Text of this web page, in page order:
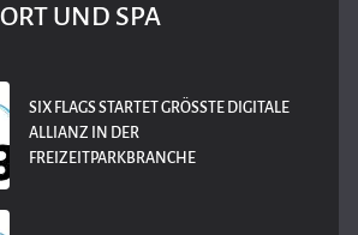
UND SPA
SIX FLAGS STARTET GRÖSSTE DIGITALE A
LLIANZ IN DER F
REIZEITPARKBRANCHE